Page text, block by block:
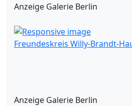
Anzeige Galerie Berlin
Freundeskreis Willy-Brandt-
Anzeige Galerie Berlin